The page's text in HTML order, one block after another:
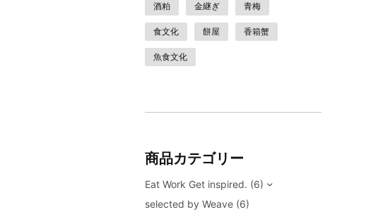
酒粕 金継ぎ 青梅
食文化 餅屋 香箱蟹
魚食文化
商品カテゴリー
Eat Work Get inspired. (6)
selected by Weave (6)